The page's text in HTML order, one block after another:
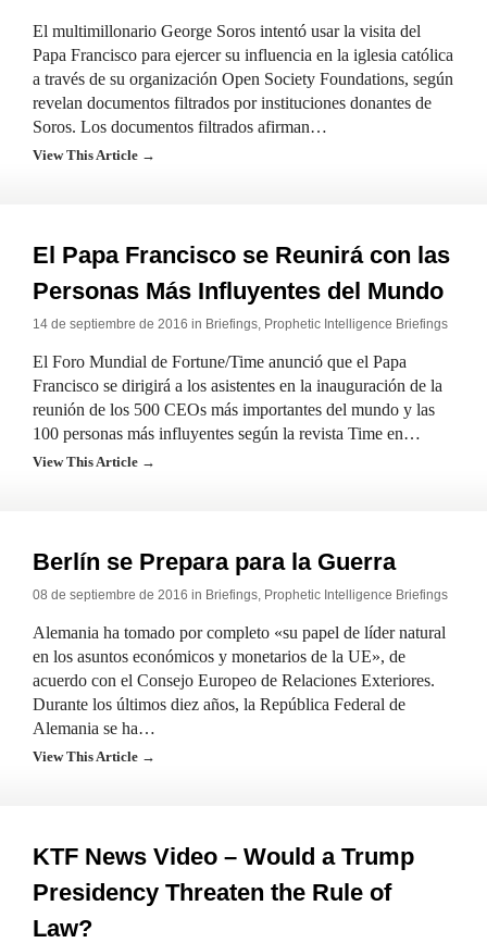
El multimillonario George Soros intentó usar la visita del
Papa Francisco para ejercer su influencia en la iglesia católica
a través de su organización Open Society Foundations, según
revelan documentos filtrados por instituciones donantes de
Soros. Los documentos filtrados afirman…
View This Article →
El Papa Francisco se Reunirá con las
Personas Más Influyentes del Mundo
14 de septiembre de 2016 in Briefings, Prophetic Intelligence Briefings
El Foro Mundial de Fortune/Time anunció que el Papa
Francisco se dirigirá a los asistentes en la inauguración de la
reunión de los 500 CEOs más importantes del mundo y las
100 personas más influyentes según la revista Time en…
View This Article →
Berlín se Prepara para la Guerra
08 de septiembre de 2016 in Briefings, Prophetic Intelligence Briefings
Alemania ha tomado por completo «su papel de líder natural
en los asuntos económicos y monetarios de la UE», de
acuerdo con el Consejo Europeo de Relaciones Exteriores.
Durante los últimos diez años, la República Federal de
Alemania se ha…
View This Article →
KTF News Video – Would a Trump
Presidency Threaten the Rule of
Law?